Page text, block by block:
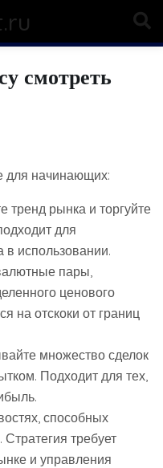
смотреть
для начинающих:
тренд рынка и торгуйте
для
в использовании.
пары,
ценового
на отскоки от границ
множество сделок
Подходит для тех,
способных
требует
и управления